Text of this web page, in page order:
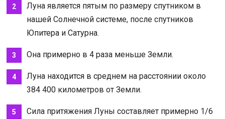
Луна является пятым по размеру спутником в
нашей Солнечной системе, после спутников
Юпитера и Сатурна.
Она примерно в 4 раза меньше Земли.
Луна находится в среднем на расстоянии около
384 400 километров от Земли.
Сила притяжения Луны составляет примерно 1/6